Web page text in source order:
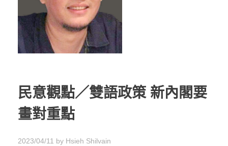
民意觀點／雙語政策 新內閣要
畫對重點
2023/04/11 by Hsieh Shilvain